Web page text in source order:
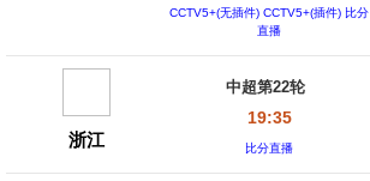
CCTV5+(无插件) CCTV5+(插件) 比分
直播
浙江
中超第22轮
19:35
比分直播